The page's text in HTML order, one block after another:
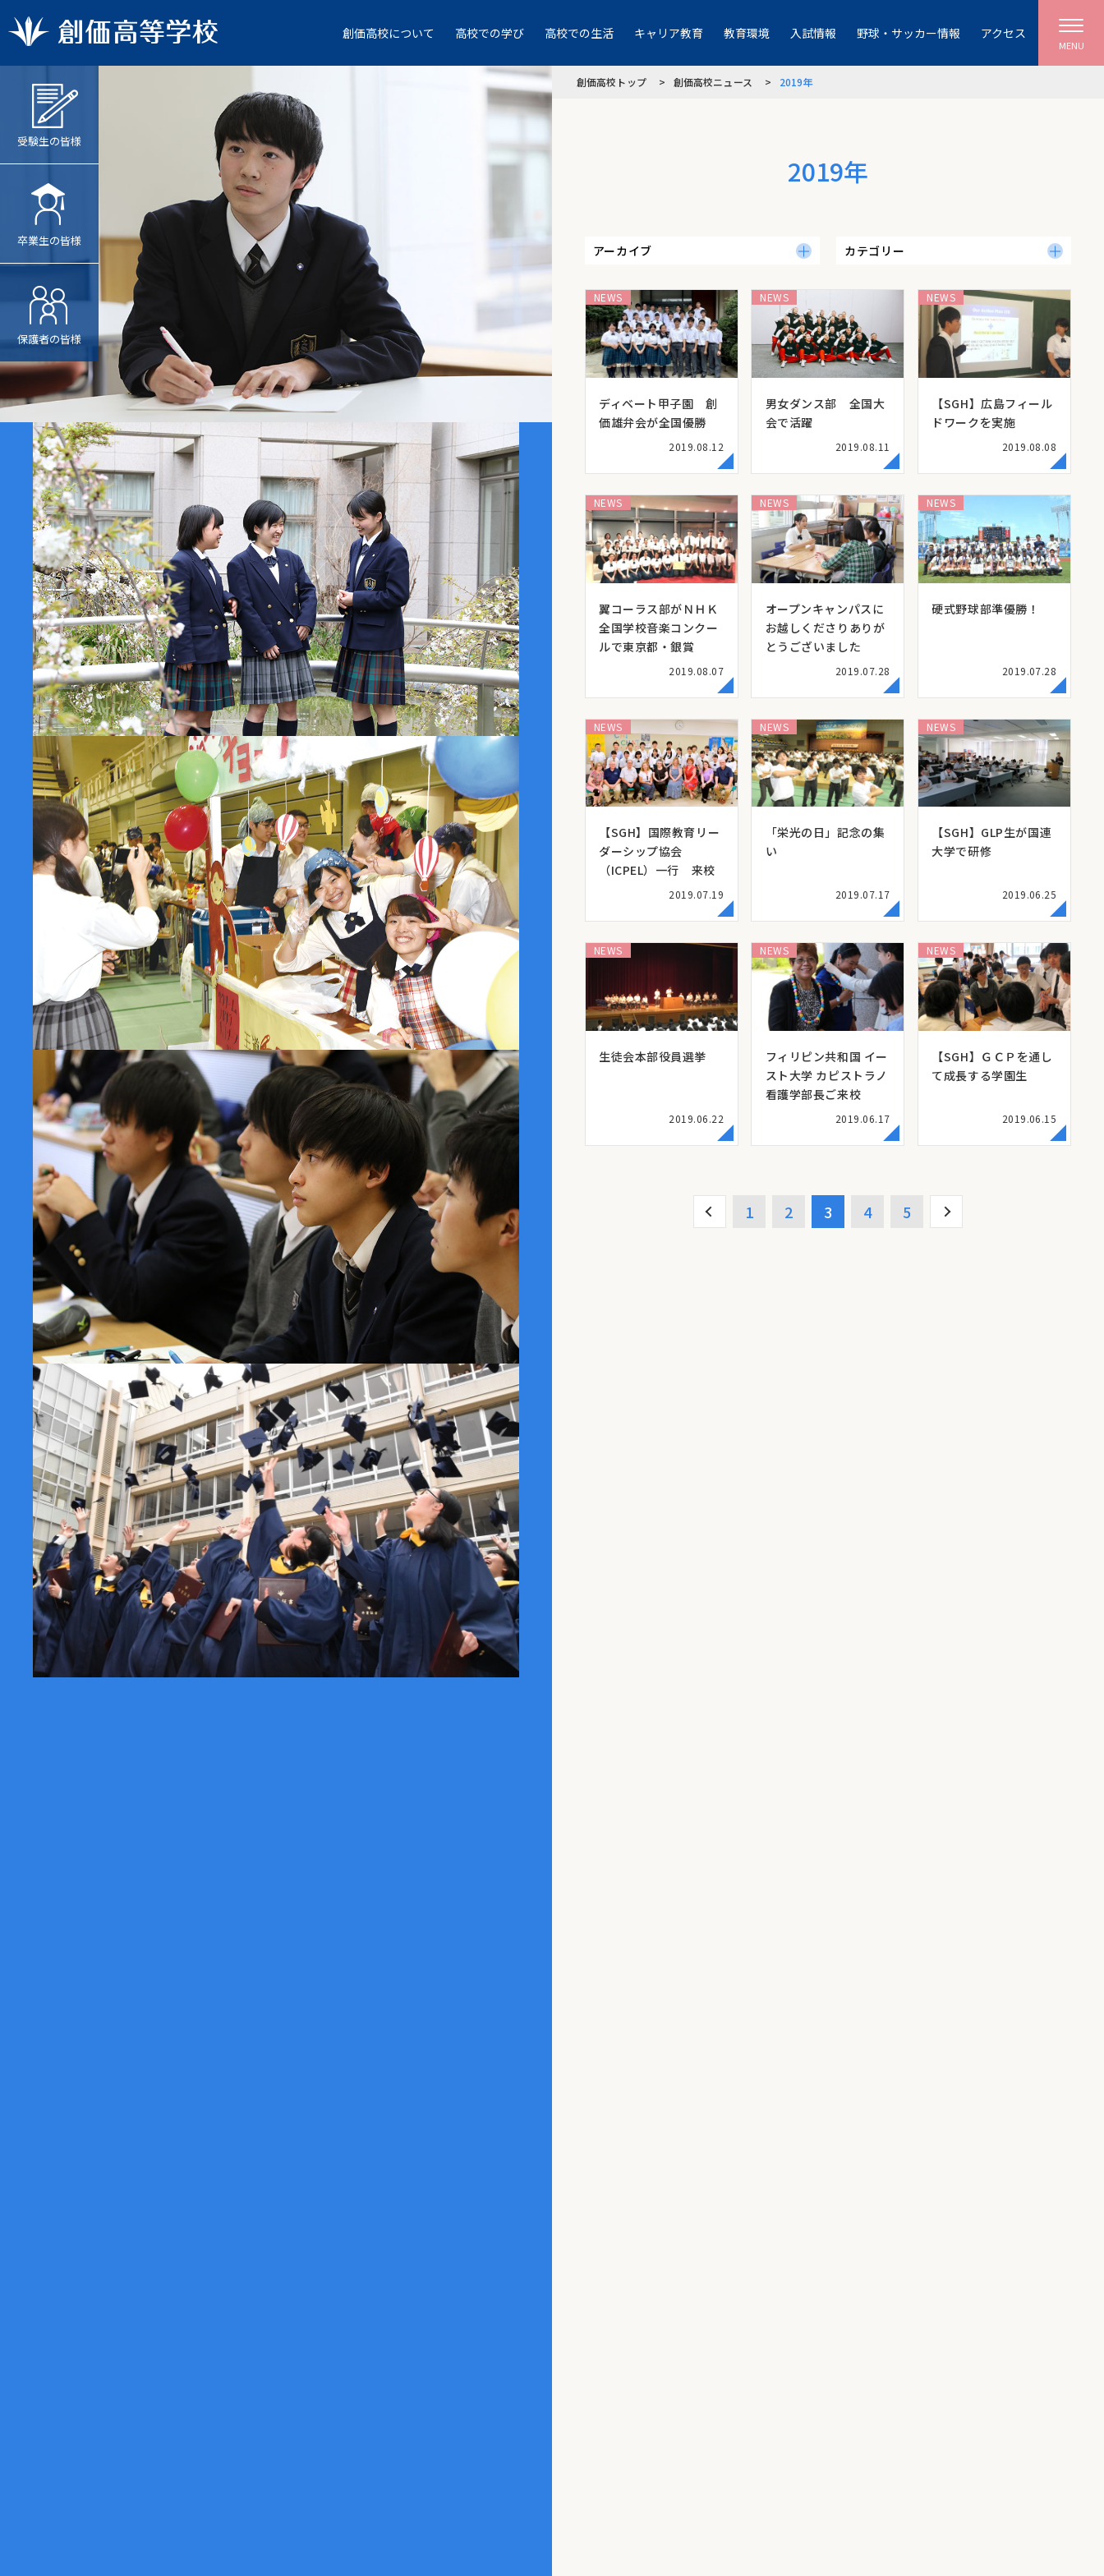
創価高校について 高校での学び 高校での生活 キャリア教育 教育環境 入試情報 野球・サッカー情報 アクセス
MENU
受験生の皆様
卒業生の皆様
保護者の皆様
創価高校トップ 創価高校ニュース 2019年
2019年
アーカイブ カテゴリー
ディベート甲子園 創
価雄弁会が全国優勝
2019.08.12
NEWS
男女ダンス部 全国大
会で活躍
2019.08.11
NEWS
【SGH】広島フィール
ドワークを実施
2019.08.08
NEWS
翼コーラス部がＮＨＫ
全国学校音楽コンクー
ルで東京都・銀賞
2019.08.07
NEWS
オープンキャンパスに
お越しくださりありが
とうございました
2019.07.28
NEWS
硬式野球部準優勝！
2019.07.28
NEWS
【SGH】国際教育リー
ダーシップ協会
（ICPEL）一行 来校
2019.07.19
NEWS
「栄光の日」記念の集
い
2019.07.17
NEWS
【SGH】GLP生が国連
大学で研修
2019.06.25
NEWS
生徒会本部役員選挙
2019.06.22
NEWS
フィリピン共和国 イー
スト大学 カピストラノ
看護学部長ご来校
2019.06.17
NEWS
【SGH】ＧＣＰを通し
て成長する学園生
2019.06.15
NEWS
1 2 3 4 5